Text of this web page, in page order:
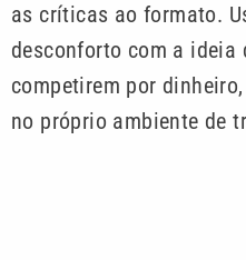
as críticas ao formato.
desconforto com a ideia
competirem por
no próprio ambiente de